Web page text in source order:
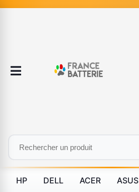
HP DELL ACER ASUS